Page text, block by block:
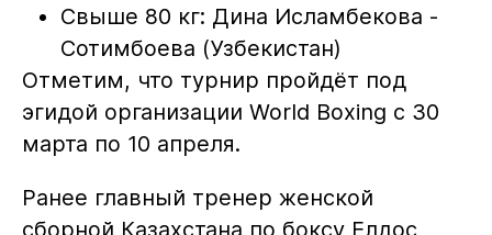
Свыше 80 кг: Дина Исламбекова -
Сотимбоева (Узбекистан)
Отметим, что турнир пройдёт под
эгидой организации World Boxing с 30
марта по 10 апреля.
Ранее главный тренер женской
сборной Казахстана по боксу Елдос